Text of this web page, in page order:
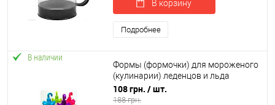
В корзину
Подробнее
В наличии
Формы (формочки) для мороженого
(кулинарии) леденцов и льда
пластиковые для дома 4шт Stenson
(R21137)
108 грн. / шт.
188 грн.